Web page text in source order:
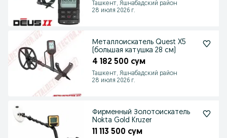
Ташкент, Яшнабадский район
28 июля 2026 г.
Металлоискатель Quest X5
(большая катушка 28 см)
4 182 500 сум
Ташкент, Яшнабадский район
28 июля 2026 г.
Фирменный Золотоискатель
Nokta Gold Kruzer
11 113 500 сум